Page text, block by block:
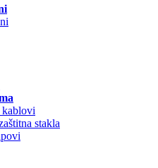
stakla